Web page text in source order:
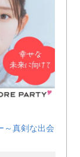
～真剣な出会